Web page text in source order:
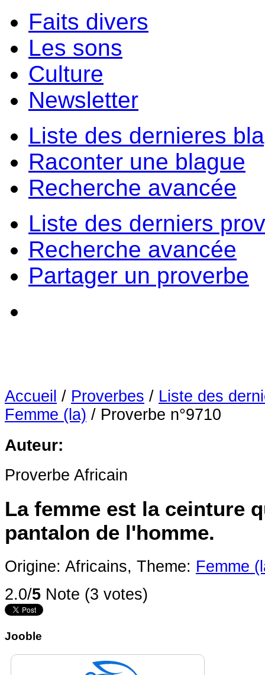
Faits divers
Les sons
Culture
Newsletter
Liste des dernieres
Raconter une blague
Recherche avancée
Liste des derniers
Recherche avancée
Partager un proverbe
Accueil / Proverbes / Liste des
Femme (la) / Proverbe n°9710
Auteur:
Proverbe Africain
La femme est la ceinture
pantalon de l'homme.
Origine: Africains, Theme: Femme
2.0/5 Note (3 votes)
Jooble